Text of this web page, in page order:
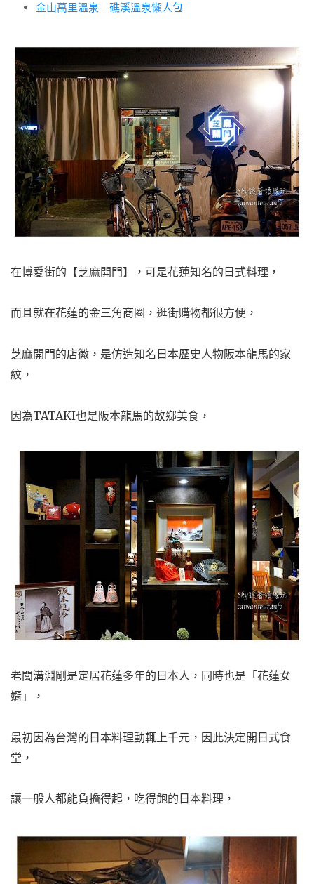
金山萬里溫泉
礁溪溫泉懶人包
在博愛街的【芝麻開門】，可是花蓮知名的日式料理，
而且就在花蓮的金三角商圈，逛街購物都很方便，
芝麻開門的店徽，是仿造知名日本歷史人物阪本龍馬的家
紋，
因為TATAKI也是阪本龍馬的故鄉美食，
老闆溝淵剛是定居花蓮多年的日本人，同時也是「花蓮女
婿」，
最初因為台灣的日本料理動輒上千元， 因此決定開日式食
堂，
讓一般人都能負擔得起，吃得飽的日本料理，